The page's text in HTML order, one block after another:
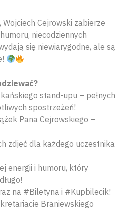
Wojciech Cejrowski zabierze
niecodziennych
się niewiarygodne, ale są
stand-upu – pełnych
spostrzeżeń!
Pana Cejrowskiego –
zdjęć dla każdego uczestnika
energii i humoru, który
na #Biletyna i #Kupbilecik!
Braniewskiego